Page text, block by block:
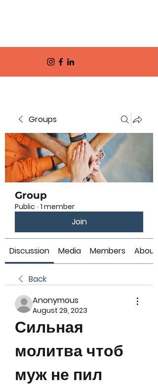
Groups
Group
Public · 1 member
Join
Discussion Media Members About
Back
Anonymous
August 29, 2023
Сильная
молитва чтоб
муж не пил